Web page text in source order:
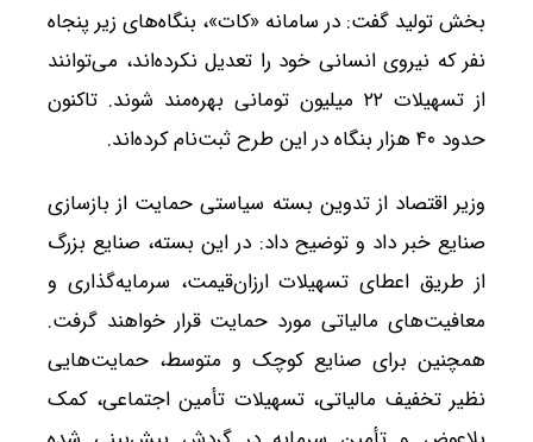
بخش تولید گفت: در سامانه «کات»، بنگاه‌های زیر پنجاه
نفر که نیروی انسانی خود را تعدیل نکرده‌اند، می‌توانند
از تسهیلات ۲۲ میلیون تومانی بهره‌مند شوند. تاکنون
حدود ۴۰ هزار بنگاه در این طرح ثبت‌نام کرده‌اند.
وزیر اقتصاد از تدوین بسته سیاستی حمایت از بازسازی
صنایع خبر داد و توضیح داد: در این بسته، صنایع بزرگ
از طریق اعطای تسهیلات ارزان‌قیمت، سرمایه‌گذاری و
معافیت‌های مالیاتی مورد حمایت قرار خواهند گرفت.
همچنین برای صنایع کوچک و متوسط، حمایت‌هایی
نظیر تخفیف مالیاتی، تسهیلات تأمین اجتماعی، کمک